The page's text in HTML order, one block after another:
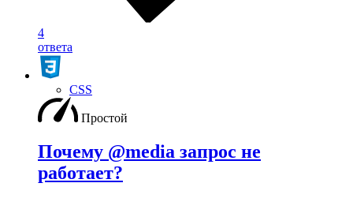
4
ответа
CSS
Простой
Почему @media запрос не
работает?